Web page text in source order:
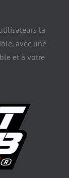
la
avec une
et à votre